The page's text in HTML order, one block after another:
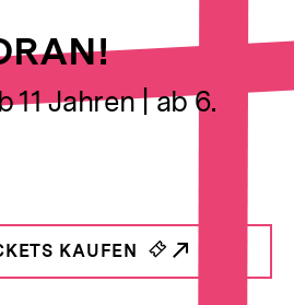
Jahren | ab 6.
_INTERNER
LINK:
KAUFEN